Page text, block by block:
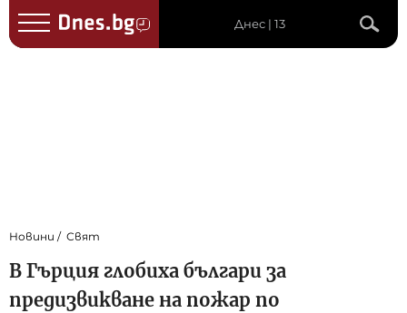
Днес | 13
Новини Свят
В Гърция глобиха българи за
предизвикване на пожар по